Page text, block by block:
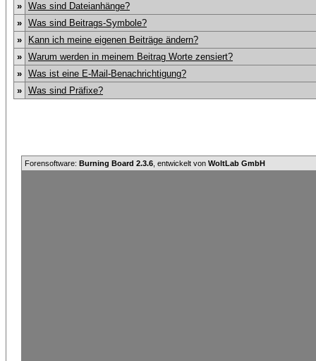
» Was sind Dateianhänge?
» Was sind Beitrags-Symbole?
»
Kann ich meine eigenen Beiträge ändern?
» Warum werden in meinem Beitrag Worte zensiert?
» Was ist eine E-Mail-Benachrichtigung?
» Was sind Präfixe?
Forensoftware: Burning Board 2.3.6 , entwickelt von WoltLab GmbH